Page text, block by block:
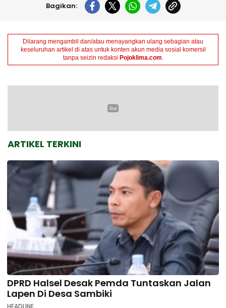
Bagikan:
Dilarang mengambil dan/atau menayangkan ulang sebagian atau
keseluruhan artikel di atas untuk konten akun media sosial komersil
tanpa seizin redaksi Pojoklima.com.
ARTIKEL TERKINI
DPRD Halsel Desak Pemda Tuntaskan Jalan
Lapen Di Desa Sambiki
HEADLINE